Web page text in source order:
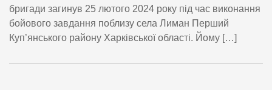
бригади загинув 25 лютого 2024 року під час виконання
бойового завдання поблизу села Лиман Перший
Куп’янського району Харківської області. Йому […]